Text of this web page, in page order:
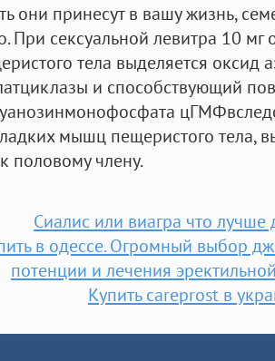
они принесут в вашу жизнь,
При сексуальной левитра 10
тела выделяется оксид
и способствующий
мышц пещеристого тела,
половому члену.
Сиалис или виагра что лучше
в одессе. Огромный выбор
потенции и лечения
Купить careprost в